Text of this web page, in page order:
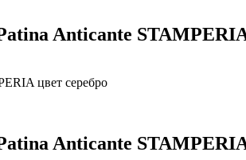
Anticante
цвет серебро
Anticante